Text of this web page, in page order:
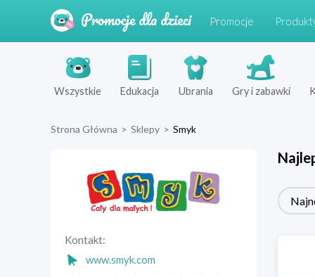
Promocje
Wszystkie Edukacja Ubrania Gry i zabawki
Strona Główna > Sklepy > Smyk
Kontakt:
www.smyk.com